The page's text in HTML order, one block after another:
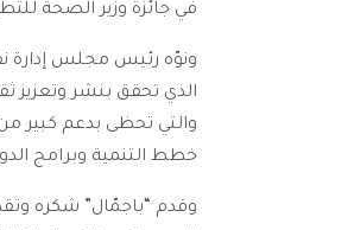
في جائزة وزير الصحة للتطوع الصحي 2021م في مجال الأفكار الإبداعية كما فازت الجمعية بالمركز الثالث
ونوّه رئيس مجلس إدارة
الذي تحقق بنشر وتعزيز
والتي تحظى بدعم كبير
خطط التنمية وبرامج
وقدم “باجمّال” شكره